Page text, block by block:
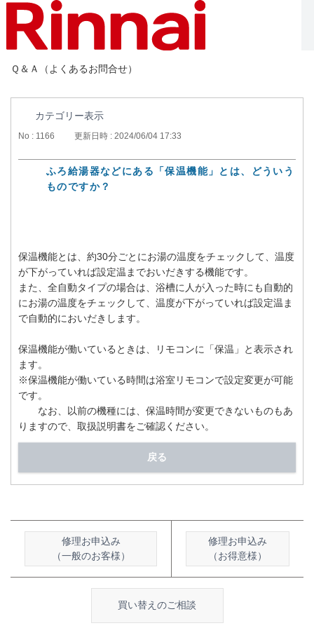
Ｑ＆Ａ（よくあるお問合せ）
カテゴリー表示
No : 1166 更新日時 : 2024/06/04 17:33
ふろ給湯器などにある「保温機能」とは、どういう
ものですか？
保温機能とは、約30分ごとにお湯の温度をチェックして、温度
が下がっていれば設定温までおいだきする機能です。
また、全自動タイプの場合は、浴槽に人が入った時にも自動的
にお湯の温度をチェックして、温度が下がっていれば設定温ま
で自動的においだきします。
保温機能が働いているときは、リモコンに「保温」と表示され
ます。
※保温機能が働いている時間は浴室リモコンで設定変更が可能
です。
なお、以前の機種には、保温時間が変更できないものもあ
りますので、取扱説明書をご確認ください。
戻る
修理お申込み
（一般のお客様）
修理お申込み
（お得意様）
買い替えのご相談